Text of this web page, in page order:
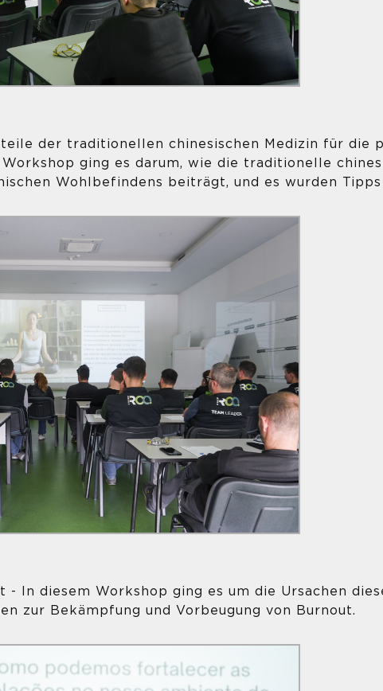
der traditionellen chinesischen Medizin für die
ging es darum, wie die traditionelle
Wohlbefindens beiträgt, und es wurden
- In diesem Workshop ging es um die Ursachen
zur Bekämpfung und Vorbeugung von Burnout.